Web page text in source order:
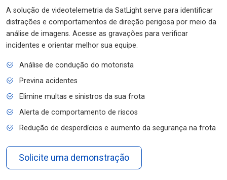
A solução de videotelemetria da SatLight serve para identificar
distrações e comportamentos de direção perigosa por meio da
análise de imagens. Acesse as gravações para verificar
incidentes e orientar melhor sua equipe.
Análise de condução do motorista
Previna acidentes
Elimine multas e sinistros da sua frota
Alerta de comportamento de riscos
Redução de desperdícios e aumento da segurança na frota
Solicite uma demonstração